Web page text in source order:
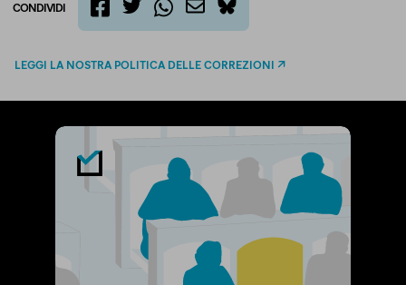
CONDIVIDI
bluesky
LEGGI LA NOSTRA POLITICA DELLE CORREZIONI